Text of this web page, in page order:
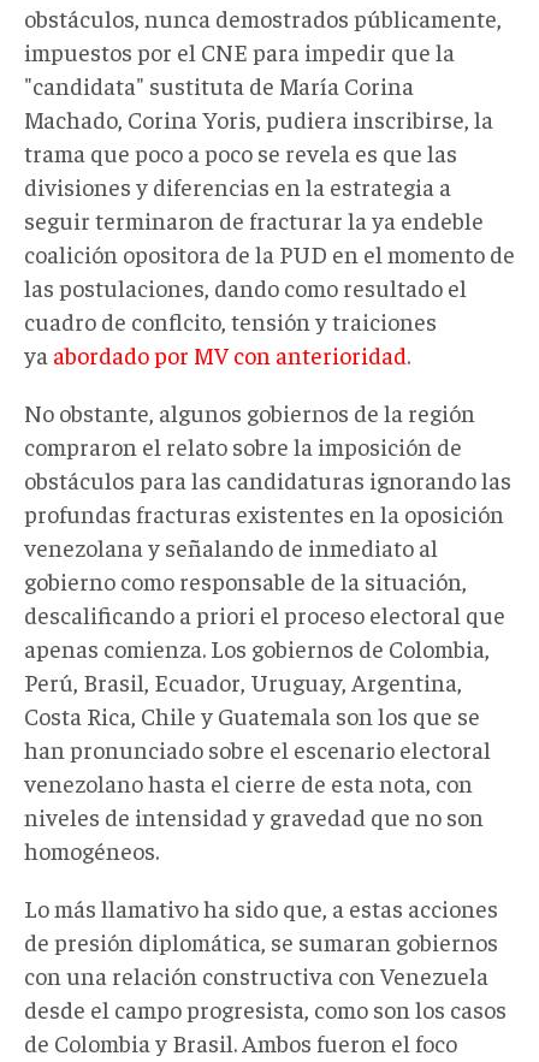
obstáculos, nunca demostrados públicamente,
impuestos por el CNE para impedir que la
"candidata" sustituta de María Corina
Machado, Corina Yoris, pudiera inscribirse, la
trama que poco a poco se revela es que las
divisiones y diferencias en la estrategia a
seguir terminaron de fracturar la ya endeble
coalición opositora de la PUD en el momento de
las postulaciones, dando como resultado el
cuadro de conflcito, tensión y traiciones
ya abordado por MV con anterioridad.
No obstante, algunos gobiernos de la región
compraron el relato sobre la imposición de
obstáculos para las candidaturas ignorando las
profundas fracturas existentes en la oposición
venezolana y señalando de inmediato al
gobierno como responsable de la situación,
descalificando a priori el proceso electoral que
apenas comienza. Los gobiernos de Colombia,
Perú, Brasil, Ecuador, Uruguay, Argentina,
Costa Rica, Chile y Guatemala son los que se
han pronunciado sobre el escenario electoral
venezolano hasta el cierre de esta nota, con
niveles de intensidad y gravedad que no son
homogéneos.
Lo más llamativo ha sido que, a estas acciones
de presión diplomática, se sumaran gobiernos
con una relación constructiva con Venezuela
desde el campo progresista, como son los casos
de Colombia y Brasil. Ambos fueron el foco